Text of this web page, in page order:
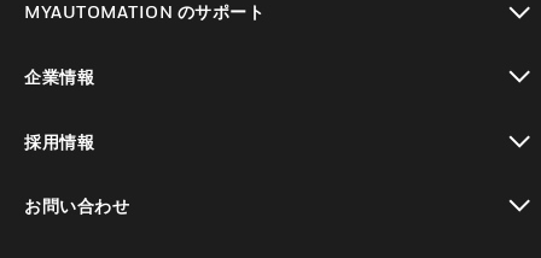
MYAUTOMATION のサポート
企業情報
採用情報
お問い合わせ